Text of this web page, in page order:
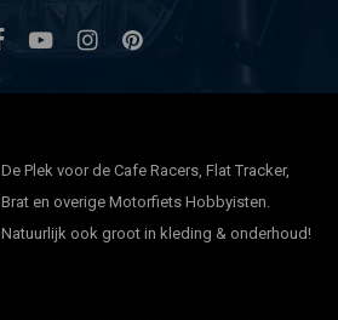
De Plek voor de Cafe Racers, Flat Tracker,
Brat en overige Motorfiets Hobbyisten.
Natuurlijk ook groot in kleding & onderhoud!